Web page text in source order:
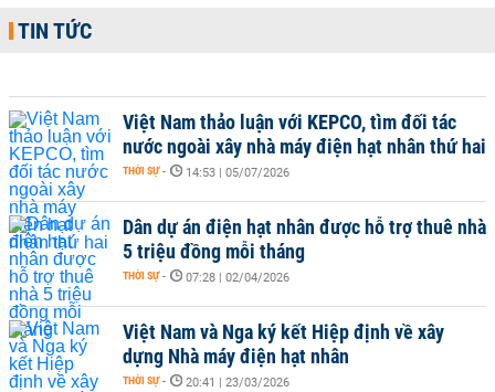
TIN TỨC
Việt Nam thảo luận với KEPCO, tìm đối tác
nước ngoài xây nhà máy điện hạt nhân thứ hai
THỜI SỰ - 14:53 | 05/07/2026
Dân dự án điện hạt nhân được hỗ trợ thuê nhà
5 triệu đồng mỗi tháng
THỜI SỰ - 07:28 | 02/04/2026
Việt Nam và Nga ký kết Hiệp định về xây
dựng Nhà máy điện hạt nhân
THỜI SỰ - 20:41 | 23/03/2026